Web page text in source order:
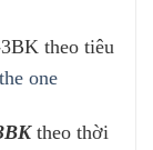
theo tiêu
one
theo thời